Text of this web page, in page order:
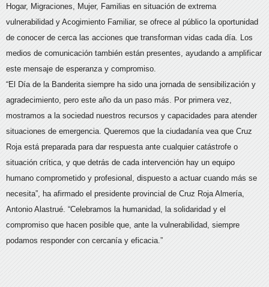
Hogar, Migraciones, Mujer, Familias en situación de extrema
vulnerabilidad y Acogimiento Familiar, se ofrece al público la oportunidad
de conocer de cerca las acciones que transforman vidas cada día. Los
medios de comunicación también están presentes, ayudando a amplificar
este mensaje de esperanza y compromiso.
“El Día de la Banderita siempre ha sido una jornada de sensibilización y
agradecimiento, pero este año da un paso más. Por primera vez,
mostramos a la sociedad nuestros recursos y capacidades para atender
situaciones de emergencia. Queremos que la ciudadanía vea que Cruz
Roja está preparada para dar respuesta ante cualquier catástrofe o
situación crítica, y que detrás de cada intervención hay un equipo
humano comprometido y profesional, dispuesto a actuar cuando más se
necesita”, ha afirmado el presidente provincial de Cruz Roja Almería,
Antonio Alastrué. “Celebramos la humanidad, la solidaridad y el
compromiso que hacen posible que, ante la vulnerabilidad, siempre
podamos responder con cercanía y eficacia.”